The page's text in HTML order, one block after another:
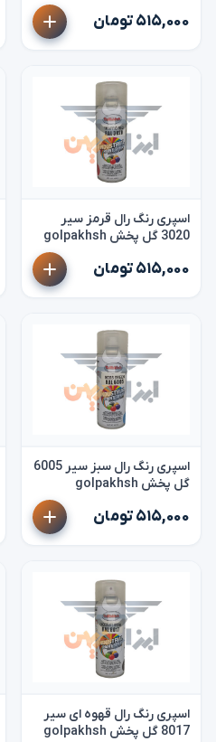
۵۱۵,۰۰۰ تومان
اسپری رنگ رال قرمز سیر
3020 گل پخش golpakhsh
۵۱۵,۰۰۰ تومان
اسپری رنگ رال سبز سیر 6005
گل پخش golpakhsh
۵۱۵,۰۰۰ تومان
اسپری رنگ رال قهوه ای سیر
8017 گل پخش golpakhsh